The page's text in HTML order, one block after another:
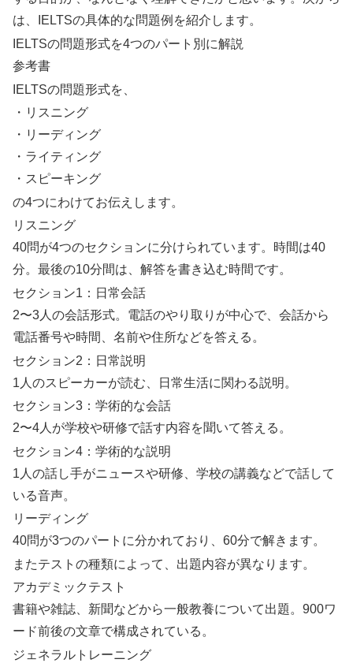
は、IELTSの具体的な問題例を紹介します。
IELTSの問題形式を4つのパート別に解説
参考書
IELTSの問題形式を、
・リスニング
・リーディング
・ライティング
・スピーキング
の4つにわけてお伝えします。
リスニング
40問が4つのセクションに分けられています。時間は40
分。最後の10分間は、解答を書き込む時間です。
セクション1：日常会話
2〜3人の会話形式。電話のやり取りが中心で、会話から
電話番号や時間、名前や住所などを答える。
セクション2：日常説明
1人のスピーカーが読む、日常生活に関わる説明。
セクション3：学術的な会話
2〜4人が学校や研修で話す内容を聞いて答える。
セクション4：学術的な説明
1人の話し手がニュースや研修、学校の講義などで話して
いる音声。
リーディング
40問が3つのパートに分かれており、60分で解きます。
またテストの種類によって、出題内容が異なります。
アカデミックテスト
書籍や雑誌、新聞などから一般教養について出題。900ワ
ード前後の文章で構成されている。
ジェネラルトレーニング